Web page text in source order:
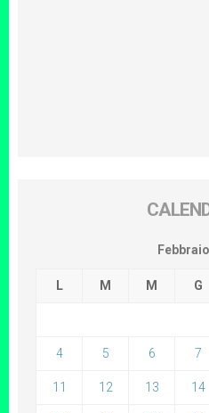
L M M G
4 5 6 7
11 12 13 14